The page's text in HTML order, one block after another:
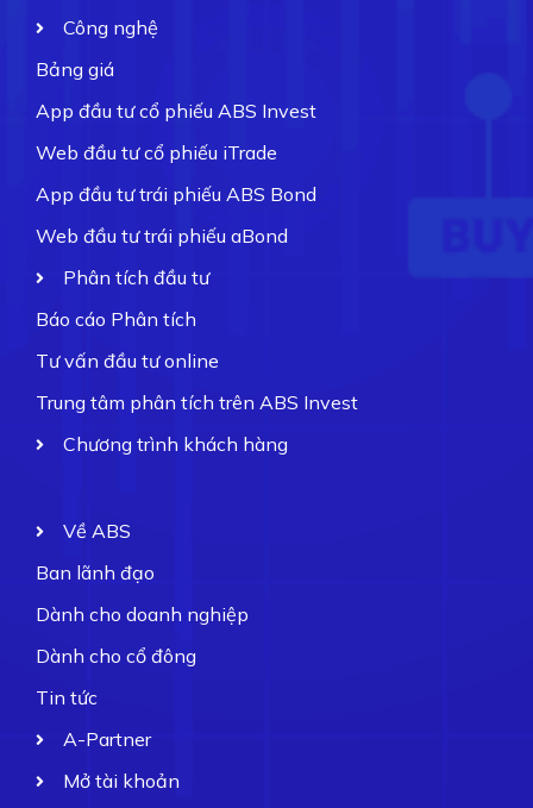
Công nghệ
Bảng giá
App đầu tư cổ phiếu ABS Invest
Web đầu tư cổ phiếu iTrade
App đầu tư trái phiếu ABS Bond
Web đầu tư trái phiếu aBond
Phân tích đầu tư
Báo cáo Phân tích
Tư vấn đầu tư online
Trung tâm phân tích trên ABS Invest
Chương trình khách hàng
Về ABS
Ban lãnh đạo
Dành cho doanh nghiệp
Dành cho cổ đông
Tin tức
A-Partner
Mở tài khoản